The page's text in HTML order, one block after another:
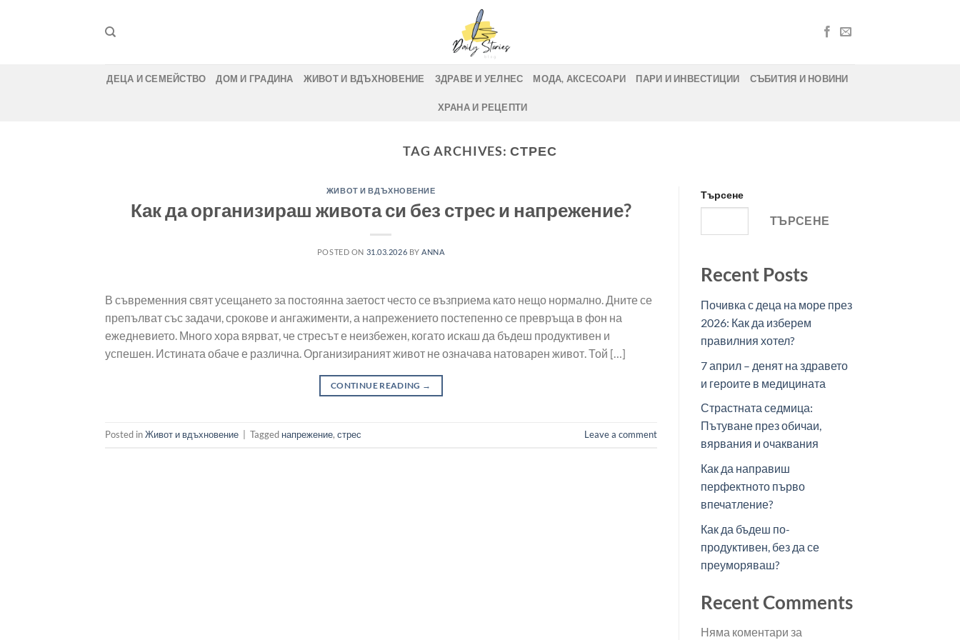
ДЕЦА И СЕМЕЙСТВО ДОМ И ГРАДИНА ЖИВОТ И ВДЪХНОВЕНИЕ ЗДРАВЕ И УЕЛНЕС МОДА, АКСЕСОАРИ ПАРИ И ИНВЕСТИЦИИ СЪБИТИЯ И НОВИНИ
ХРАНА И РЕЦЕПТИ
TAG ARCHIVES:СТРЕС
ЖИВОТ И ВДЪХНОВЕНИЕ
Как да организираш живота си без стрес и напрежение?
POSTED ON 31.03.2026 BYANNA
В съвременния свят усещането за постоянна заетост често се възприема като нещо нормално. Дните се
препълват със задачи, срокове и ангажименти, а напрежението постепенно се превръща в фон на
ежедневието. Много хора вярват, че стресът е неизбежен, когато искаш да бъдеш продуктивен и
успешен. Истината обаче е различна. Организираният живот не означава натоварен живот. Той […]
CONTINUE READING →
Posted inЖивот и вдъхновение Tagged напрежение, стрес Leave a comment
Търсене
ТЪРСЕНЕ
Recent Posts
Почивка с деца на море през
2026: Как да изберем
правилния хотел?
7 април – денят на здравето
и героите в медицината
Страстната седмица:
Пътуване през обичаи,
вярвания и очаквания
Как да направиш
перфектното първо
впечатление?
Как да бъдеш по-
продуктивен, без да се
преуморяваш?
Recent Comments
Няма коментари за